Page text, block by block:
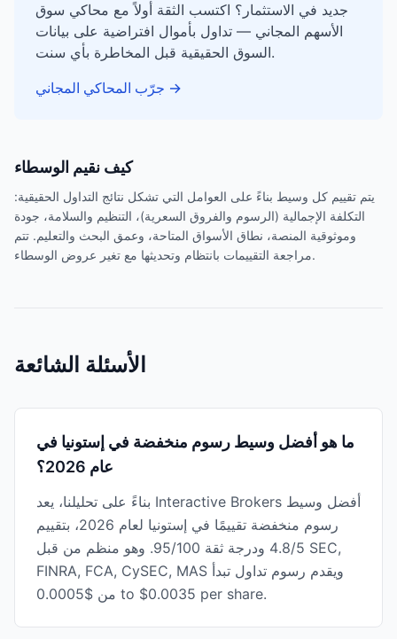
جديد في الاستثمار؟ اكتسب الثقة أولاً مع محاكي سوق
الأسهم المجاني — تداول بأموال افتراضية على بيانات
السوق الحقيقية قبل المخاطرة بأي سنت.
جرّب المحاكي المجاني →
كيف نقيم الوسطاء
يتم تقييم كل وسيط بناءً على العوامل التي تشكل نتائج التداول الحقيقية:
التكلفة الإجمالية (الرسوم والفروق السعرية)، التنظيم والسلامة، جودة
وموثوقية المنصة، نطاق الأسواق المتاحة، وعمق البحث والتعليم. تتم
مراجعة التقييمات بانتظام وتحديثها مع تغير عروض الوسطاء.
الأسئلة الشائعة
ما هو أفضل وسيط رسوم منخفضة في إستونيا في
عام 2026؟
بناءً على تحليلنا، يعد Interactive Brokers أفضل وسيط
رسوم منخفضة تقييمًا في إستونيا لعام 2026، بتقييم
4.8/5 ودرجة ثقة 95/100. وهو منظم من قبل SEC,
FINRA, FCA, CySEC, MAS ويقدم رسوم تداول تبدأ
من $0.0005 to $0.0035 per share.